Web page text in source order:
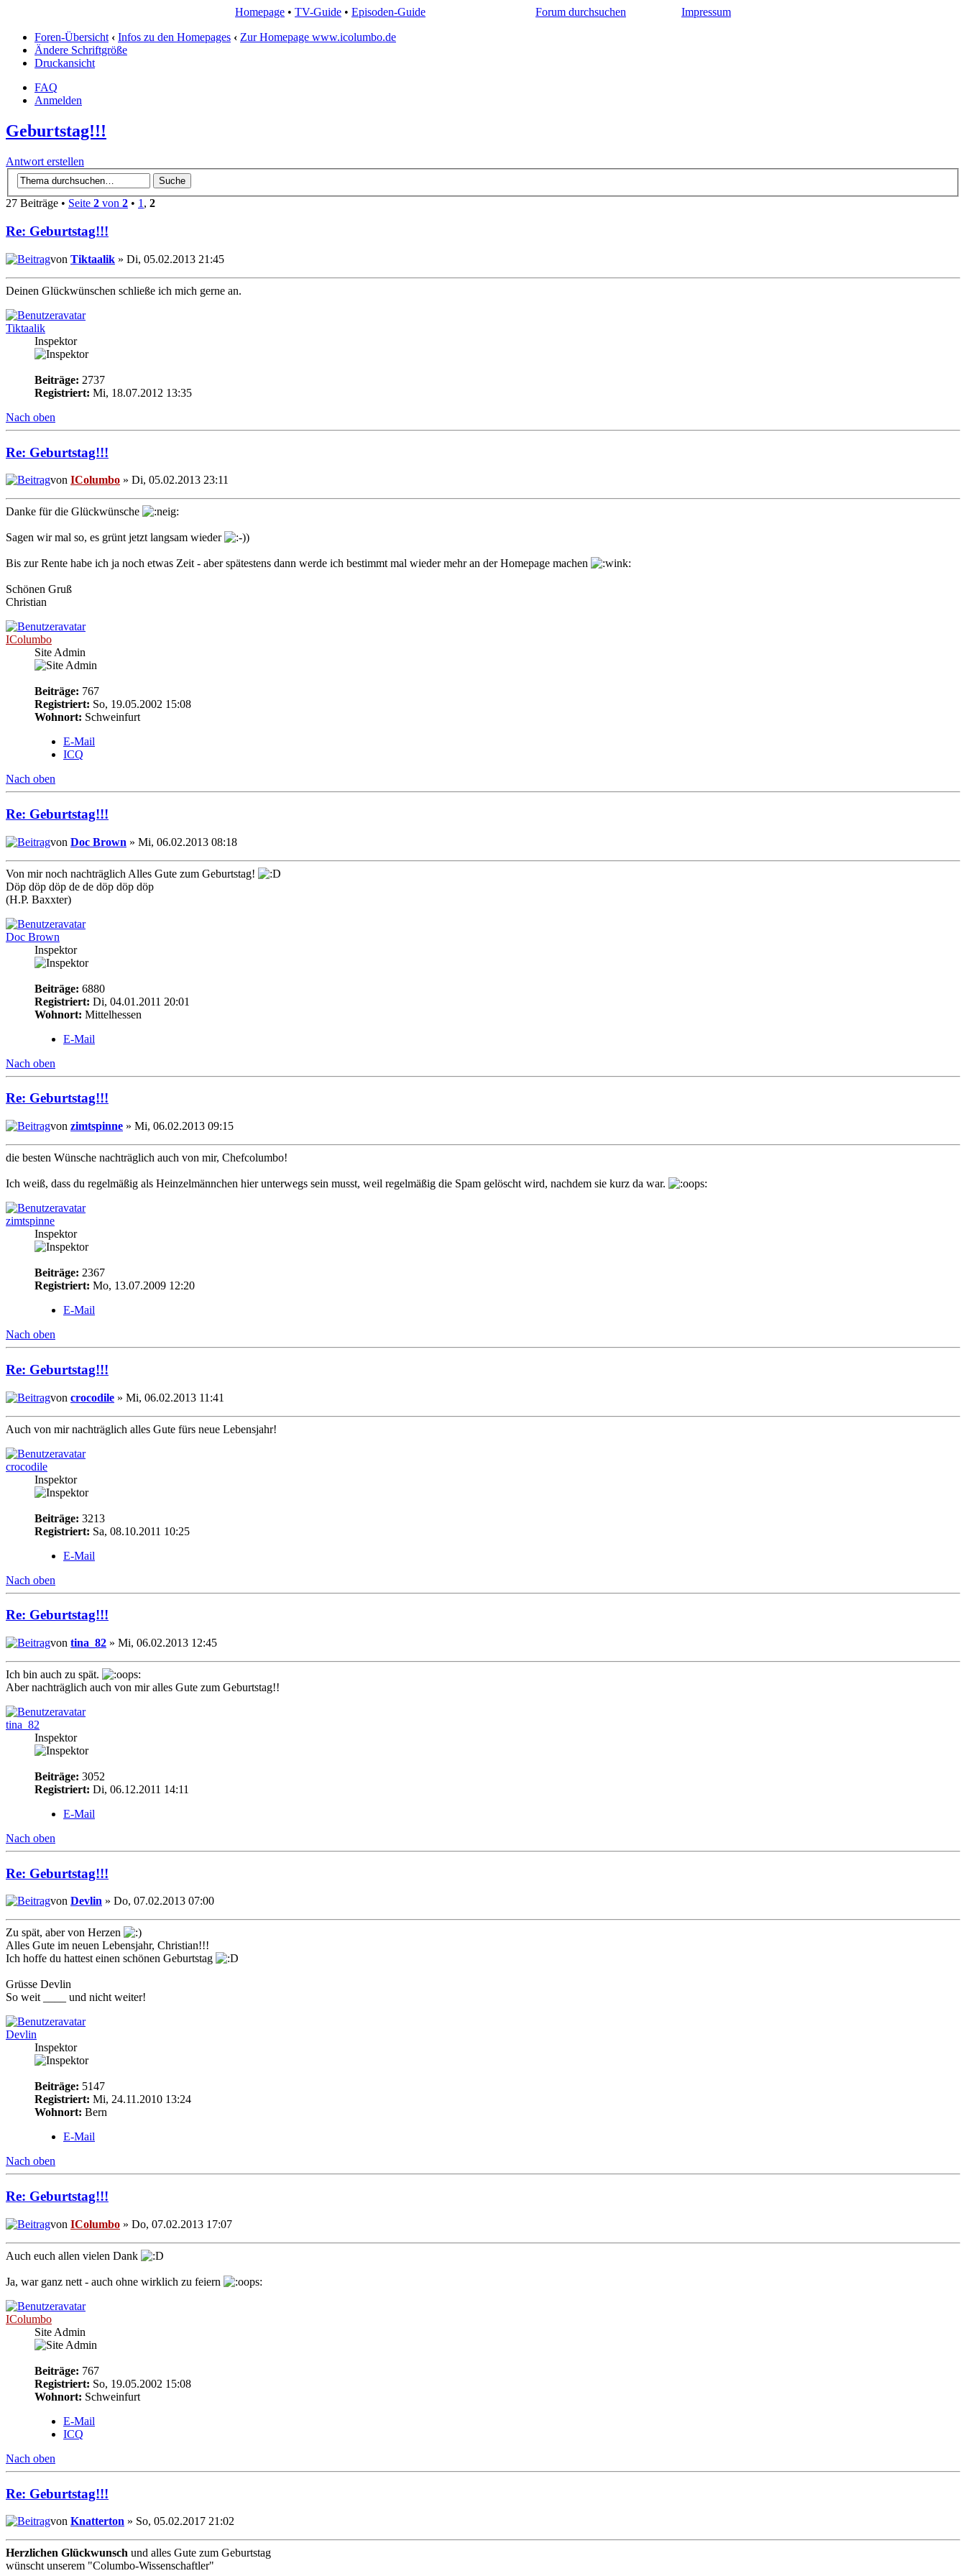
Homepage • TV-Guide • Episoden-Guide Forum durchsuchen Impressum
Foren-Übersicht ‹ Infos zu den Homepages ‹ Zur Homepage www.icolumbo.de
Ändere Schriftgröße
Druckansicht
FAQ
Anmelden
Geburtstag!!!
Antwort erstellen
27 Beiträge • Seite 2 von 2 • 1, 2
Re: Geburtstag!!!
von Tiktaalik » Di, 05.02.2013 21:45
Deinen Glückwünschen schließe ich mich gerne an.
Tiktaalik
Inspektor
Beiträge: 2737
Registriert: Mi, 18.07.2012 13:35
Nach oben
Re: Geburtstag!!!
von IColumbo » Di, 05.02.2013 23:11
Danke für die Glückwünsche
Sagen wir mal so, es grünt jetzt langsam wieder
Bis zur Rente habe ich ja noch etwas Zeit - aber spätestens dann werde ich bestimmt mal wieder mehr an der Homepage machen
Schönen Gruß
Christian
IColumbo
Site Admin
Beiträge: 767
Registriert: So, 19.05.2002 15:08
Wohnort: Schweinfurt
E-Mail
ICQ
Nach oben
Re: Geburtstag!!!
von Doc Brown » Mi, 06.02.2013 08:18
Von mir noch nachträglich Alles Gute zum Geburtstag!
Döp döp döp de de döp döp döp
(H.P. Baxxter)
Doc Brown
Inspektor
Beiträge: 6880
Registriert: Di, 04.01.2011 20:01
Wohnort: Mittelhessen
E-Mail
Nach oben
Re: Geburtstag!!!
von zimtspinne » Mi, 06.02.2013 09:15
die besten Wünsche nachträglich auch von mir, Chefcolumbo!
Ich weiß, dass du regelmäßig als Heinzelmännchen hier unterwegs sein musst, weil regelmäßig die Spam gelöscht wird, nachdem sie kurz da war.
zimtspinne
Inspektor
Beiträge: 2367
Registriert: Mo, 13.07.2009 12:20
E-Mail
Nach oben
Re: Geburtstag!!!
von crocodile » Mi, 06.02.2013 11:41
Auch von mir nachträglich alles Gute fürs neue Lebensjahr!
crocodile
Inspektor
Beiträge: 3213
Registriert: Sa, 08.10.2011 10:25
E-Mail
Nach oben
Re: Geburtstag!!!
von tina_82 » Mi, 06.02.2013 12:45
Ich bin auch zu spät.
Aber nachträglich auch von mir alles Gute zum Geburtstag!!
tina_82
Inspektor
Beiträge: 3052
Registriert: Di, 06.12.2011 14:11
E-Mail
Nach oben
Re: Geburtstag!!!
von Devlin » Do, 07.02.2013 07:00
Zu spät, aber von Herzen
Alles Gute im neuen Lebensjahr, Christian!!!
Ich hoffe du hattest einen schönen Geburtstag
Grüsse Devlin
So weit ____ und nicht weiter!
Devlin
Inspektor
Beiträge: 5147
Registriert: Mi, 24.11.2010 13:24
Wohnort: Bern
E-Mail
Nach oben
Re: Geburtstag!!!
von IColumbo » Do, 07.02.2013 17:07
Auch euch allen vielen Dank
Ja, war ganz nett - auch ohne wirklich zu feiern
IColumbo
Site Admin
Beiträge: 767
Registriert: So, 19.05.2002 15:08
Wohnort: Schweinfurt
E-Mail
ICQ
Nach oben
Re: Geburtstag!!!
von Knatterton » So, 05.02.2017 21:02
Herzlichen Glückwunsch und alles Gute zum Geburtstag
wünscht unserem "Columbo-Wissenschaftler"